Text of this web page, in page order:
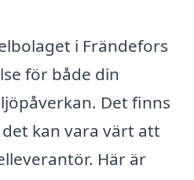
i Frändefors
för både din
Det finns
kan vara värt att
Här är